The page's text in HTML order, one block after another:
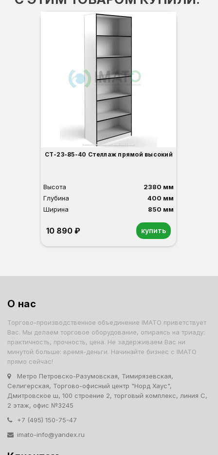
СТ-23-85-40 Стеллаж прямой высокий
Высота
2380 мм
Глубина
400 мм
Ширина
850 мм
10 890 ₽ купить
О нас
Торгово-производственное объединение IMATO приветствует
Вас. Мы делаем торговое оборудование, опираясь на триаду:
практичность, прочность, цена. Не задерживаем Вас ни
минутой больше: время-деньги. Начинайте бизнес с IMATO
прямо сейчас!
Метро Петровско-Разумовская, Тимирязевская,
Селигерская, Торгово-офисный центр "Норд Хаус",
Дмитровское ш, 100 строение 2, торговый комплекс, линия С,
2 этаж, офис №3245
+7 (495) 150-75-47
imato-info@yandex.ru